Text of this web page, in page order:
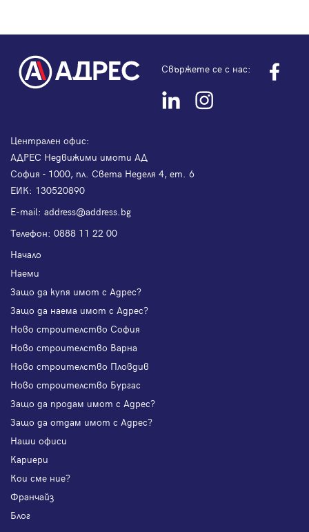
Свържете се с нас:
Централен офис:
АДРЕС Недвижими имоти АД
София - 1000, пл. Света Неделя 4, ет. 6
ЕИК: 130520890
Е-mail: address@address.bg
Телефон: 0888 11 22 00
Начало
Наеми
Защо да купя имот с Адрес?
Защо да наема имот с Адрес?
Ново строителство София
Ново строителство Варна
Ново строителство Пловдив
Ново строителство Бургас
Защо да продам имот с Адрес?
Защо да отдам имот с Адрес?
Наши офиси
Кариери
Кои сме ние?
Франчайз
Блог